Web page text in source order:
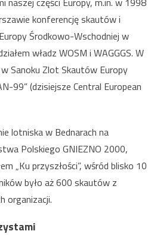
konferencję skautów i
Środkowo-Wschodniej w
władz WOSM i WAGGGS. W
Sanoku Zlot Skautów Europy
99” (dzisiejsze Central European
lotniska w Bednarach na
Polskiego GNIEZNO 2000,
„Ku przyszłości”, wśród blisko 10
było aż 600 skautów z
organizacji.